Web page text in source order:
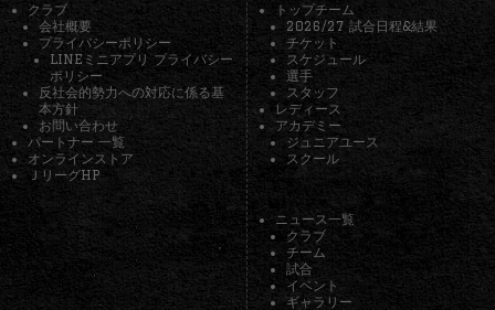
クラブ
会社概要
プライバシーポリシー
LINEミニアプリ プライバシー
ポリシー
反社会的勢力への対応に係る基
本方針
お問い合わせ
パートナー 一覧
オンラインストア
ＪリーグHP
トップチーム
2026/27 試合日程&結果
チケット
スケジュール
選手
スタッフ
レディース
アカデミー
ジュニアユース
スクール
ニュース一覧
クラブ
チーム
試合
イベント
ギャラリー